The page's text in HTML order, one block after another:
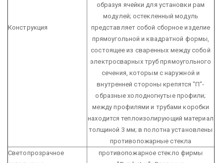
Конструкция
образуя ячейки для установки рам
модулей; остекленный модуль
представляет собой сборное изделие
прямоугольной и квадратной формы,
состоящее из сваренных между собой
электросварных труб прямоугольного
сечения, которым с наружной и
внутренней стороны крепятся "П"-
образные холодногнутые профили;
между профилями и трубами коробки
находится теплоизолирующий материал
толщиной 3 мм; в полотна установлены
противопожарные стекла
Светопрозрачное
противопожарное стекло фирмы